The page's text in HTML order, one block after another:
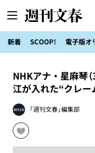
新着 SCOOP! 電子版オ
NHKアナ・星麻琴
江が入れた“クレー
「週刊文春」編集部